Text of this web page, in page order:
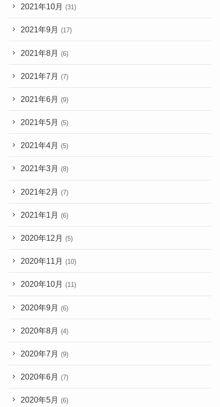
2021年10月 (31)
2021年9月 (17)
2021年8月 (6)
2021年7月 (7)
2021年6月 (9)
2021年5月 (5)
2021年4月 (5)
2021年3月 (8)
2021年2月 (7)
2021年1月 (6)
2020年12月 (5)
2020年11月 (10)
2020年10月 (11)
2020年9月 (6)
2020年8月 (4)
2020年7月 (9)
2020年6月 (7)
2020年5月 (6)